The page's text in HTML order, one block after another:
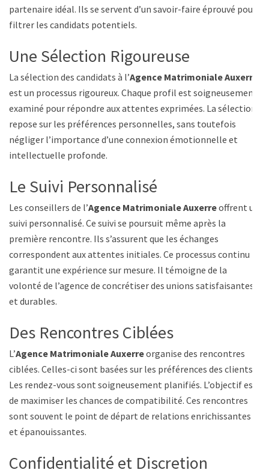
partenaire idéal. Ils se servent d’un savoir-faire éprouvé pour
filtrer les candidats potentiels.
Une Sélection Rigoureuse
La sélection des candidats à l’Agence Matrimoniale Auxerre
est un processus rigoureux. Chaque profil est soigneusement
examiné pour répondre aux attentes exprimées. La sélection
repose sur les préférences personnelles, sans toutefois
négliger l’importance d’une connexion émotionnelle et
intellectuelle profonde.
Le Suivi Personnalisé
Les conseillers de l’Agence Matrimoniale Auxerreoffrent un
suivi personnalisé. Ce suivi se poursuit même après la
première rencontre. Ils s’assurent que les échanges
correspondent aux attentes initiales. Ce processus continu
garantit une expérience sur mesure. Il témoigne de la
volonté de l’agence de concrétiser des unions satisfaisantes
et durables.
Des Rencontres Ciblées
L’Agence Matrimoniale Auxerreorganise des rencontres
ciblées. Celles-ci sont basées sur les préférences des clients.
Les rendez-vous sont soigneusement planifiés. L’objectif est
de maximiser les chances de compatibilité. Ces rencontres
sont souvent le point de départ de relations enrichissantes
et épanouissantes.
Confidentialité et Discretion